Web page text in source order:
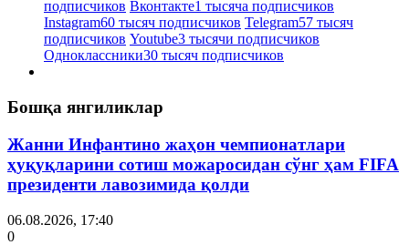
подписчиков Вконтакте1 тысяча подписчиков
Instagram60 тысяч подписчиков Telegram57 тысяч
подписчиков Youtube3 тысячи подписчиков
Одноклассники30 тысяч подписчиков
Бошқа янгиликлар
Жанни Инфантино жаҳон чемпионатлари
ҳуқуқларини сотиш можаросидан сўнг ҳам FIFA
президенти лавозимида қолди
06.08.2026, 17:40
0